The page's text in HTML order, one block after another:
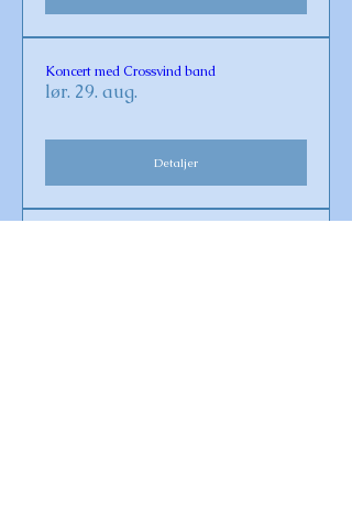
Koncert med Crossvind band
lør. 29. aug.
Detaljer